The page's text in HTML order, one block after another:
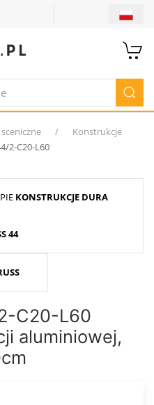
Konstrukcje
2-C20-L60
KONSTRUKCJE DURA
44
C20-L60
aluminiowej,